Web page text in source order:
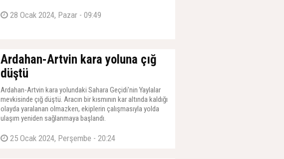
28 Ocak 2024, Pazar - 09:49
Ardahan-Artvin kara yoluna çığ
düştü
Ardahan-Artvin kara yolundaki Sahara Geçidi'nin Yaylalar
mevkisinde çığ düştü. Aracın bir kısmının kar altında kaldığı
olayda yaralanan olmazken, ekiplerin çalışmasıyla yolda
ulaşım yeniden sağlanmaya başlandı.
25 Ocak 2024, Perşembe - 20:24